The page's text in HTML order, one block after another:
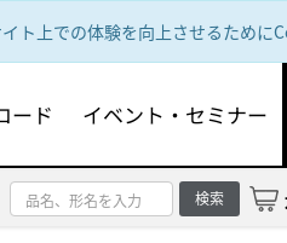
上での体験を向上させるために
ード イベント・セミナー
検索